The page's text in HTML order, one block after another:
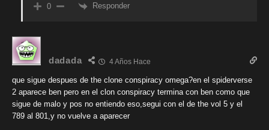
0 Responder
dadada 4 Años Hace
que sigue despues de the clone conspiracy omega?en el spiderverse
2 aparece ben pero en el clon conspiracy termina con ben como que
sigue de malo y pos no entiendo eso,segui con el de the vol 5 y el
789 al 801,y no vuelve a aparecer